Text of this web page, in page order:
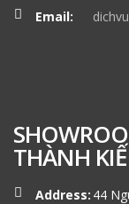
Email:
THÀNH
Address: 44